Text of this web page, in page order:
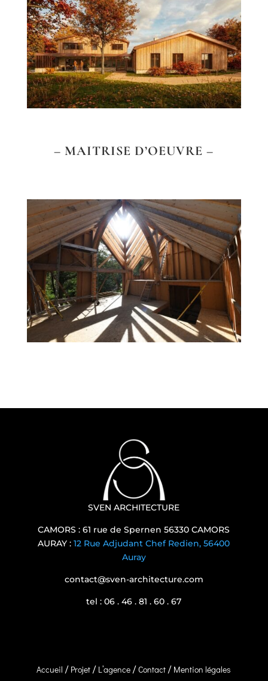
– MAITRISE D’OEUVRE –
SVEN ARCHITECTURE
CAMORS : 61 rue de Spernen 56330 CAMORS
AURAY :12 Rue Adjudant Chef Redien, 56400
Auray
contact@sven-architecture.com
tel : 06 . 46 . 81 . 60 . 67
Accueil / Projet / L’agence /Contact / Mention légales